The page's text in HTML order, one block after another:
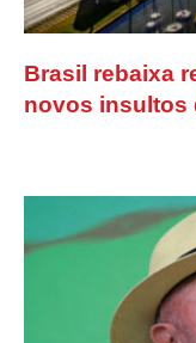
Brasil rebaixa
novos insultos